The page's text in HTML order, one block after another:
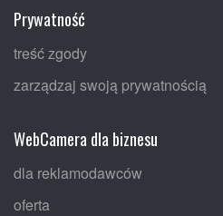
Prywatność
treść zgody
zarządzaj swoją prywatnością
WebCamera dla biznesu
dla reklamodawców
oferta